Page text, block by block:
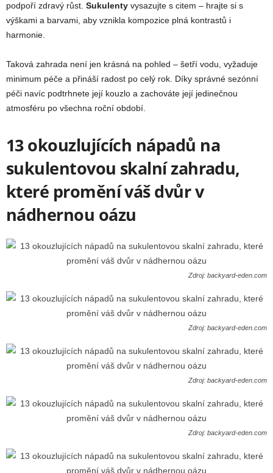
podpoří zdravý růst. Sukulenty vysazujte s citem – hrajte si s
výškami a barvami, aby vznikla kompozice plná kontrastů i
harmonie.
Taková zahrada není jen krásná na pohled – šetří vodu, vyžaduje
minimum péče a přináší radost po celý rok. Díky správné sezónní
péči navíc podtrhnete její kouzlo a zachováte její jedinečnou
atmosféru po všechna roční období.
13 okouzlujících nápadů na
sukulentovou skalní zahradu,
které promění váš dvůr v
nádhernou oázu
Zdroj: backyard-eden.com
Zdroj: backyard-eden.com
Zdroj: backyard-eden.com
Zdroj: backyard-eden.com